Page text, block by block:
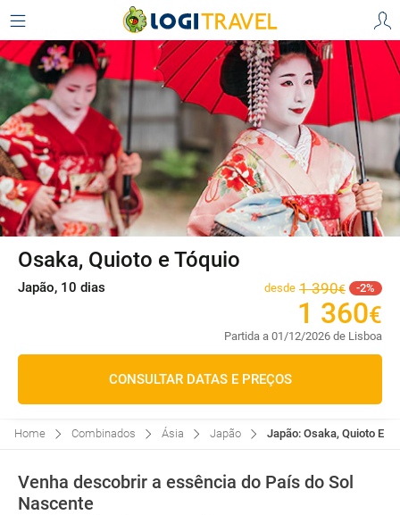
Osaka, Quioto e Tóquio
Japão, 10 dias desde 1 390€ 2
1 360€
Partida a 01/12/2026 de Lisboa
CONSULTAR DATAS E PREÇOS
Home Combinados Ásia Japão Japão: Osaka, Quioto E
Venha descobrir a essência do País do Sol
Nascente